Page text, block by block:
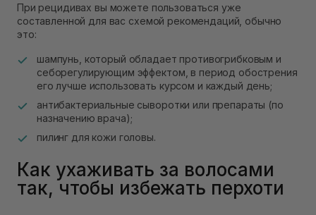
При рецидивах вы можете пользоваться уже
составленной для вас схемой рекомендаций, обычно
это:
шампунь, который обладает противогрибковым и
себорегулирующим эффектом, в период обострения
его лучше использовать курсом и каждый день;
антибактериальные сыворотки или препараты (по
назначению врача);
пилинг для кожи головы.
Как ухаживать за волосами
так, чтобы избежать перхоти